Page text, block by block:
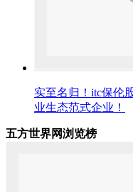
实至名归！itc保伦
业生态范式企业！
五方世界网浏览榜